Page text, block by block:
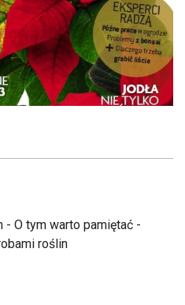
- O tym warto pamiętać -
roślin